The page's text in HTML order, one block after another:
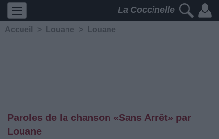
La Coccinelle
Accueil > Louane > Louane
Paroles de la chanson «Sans Arrêt» par
Louane